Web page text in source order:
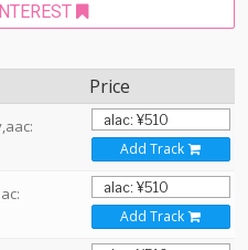
Price
Add Track
Add Track